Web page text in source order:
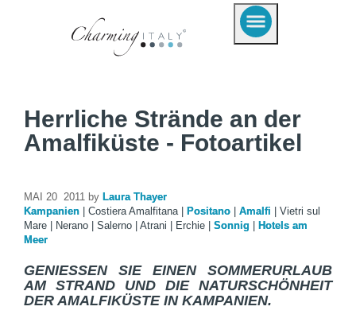
Herrliche Strände an der
Amalfiküste - Fotoartikel
MAI 20 2011 by Laura Thayer
Kampanien
Costiera Amalfitana Positano Amalfi
Vietri sul
Mare
Nerano Salerno Atrani Erchie Sonnig
Hotels am
Meer
GENIESSEN SIE EINEN SOMMERURLAUB A
M STRAND UND DIE NATURSCHÖNHEIT D
ER AMALFIKÜSTE IN KAMPANIEN.